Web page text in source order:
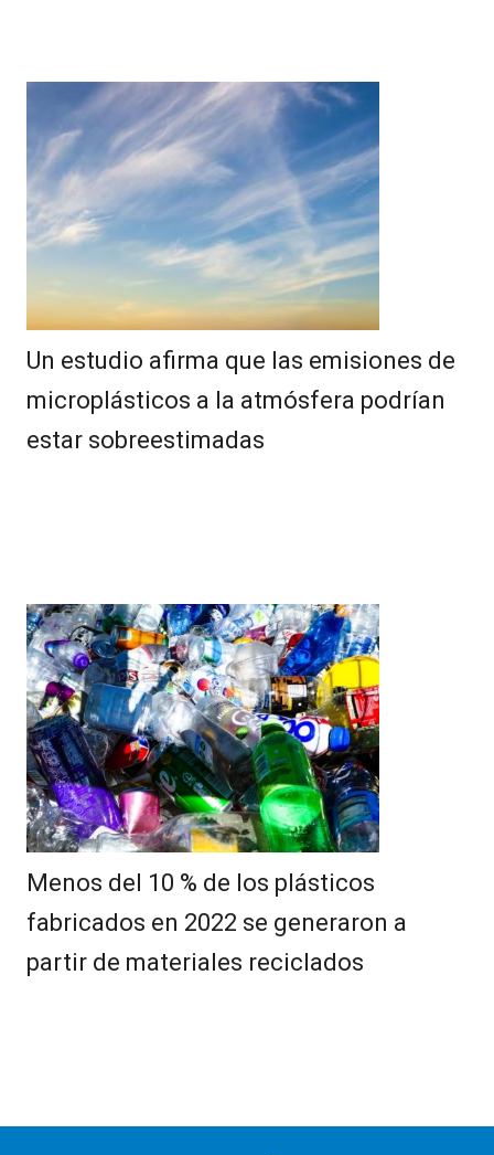
Un estudio afirma que las emisiones de
microplásticos a la atmósfera podrían
estar sobreestimadas
Menos del 10 % de los plásticos
fabricados en 2022 se generaron a
partir de materiales reciclados